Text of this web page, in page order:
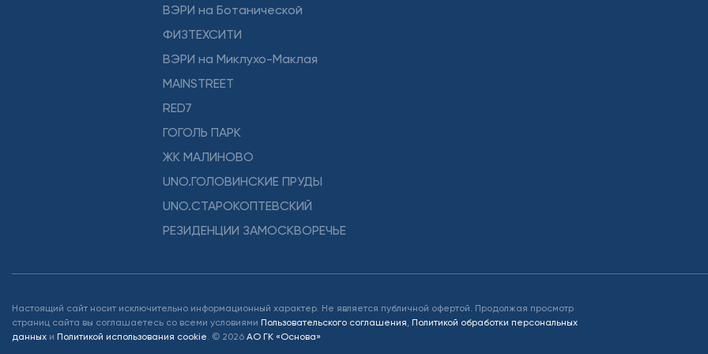
ВЭРИ на Ботанической
ФИЗТЕХСИТИ
ВЭРИ на Миклухо-Маклая
MAINSTREET
RED7
ГОГОЛЬ ПАРК
ЖК МАЛИНОВО
UNO.ГОЛОВИНСКИЕ ПРУДЫ
UNO.СТАРОКОПТЕВСКИЙ
РЕЗИДЕНЦИИ ЗАМОСКВОРЕЧЬЕ
Настоящий сайт носит исключительно информационный характер. Не является публичной офертой. Продолжая просмотр
страниц сайта вы соглашаетесь со всеми условиями Пользовательского соглашения, Политикой обработки персональных
данных и Политикой использования cookie. © 2026 АО ГК «Основа»